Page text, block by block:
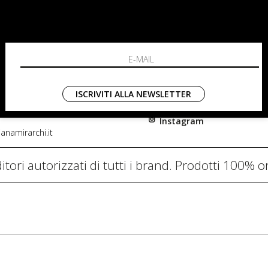
in Fiore Italia
Contatti
Spedizione
Instagram
autorizzati di tutti i brand. Prodotti 100%
ISCRIVITI ALLA NEWSLETTER